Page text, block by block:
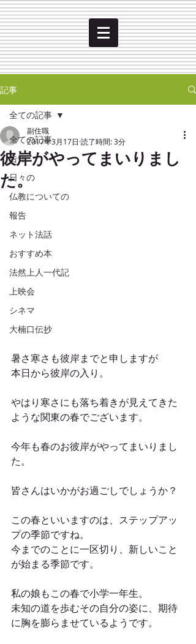
記事
全ての記事
告知
日々の
仏教についての
報告
ネット法話
おすすめ本
法然上人一代記
上映会
シネマ
大楠口伝抄
全ての記事
彼岸がやってまいりまし
た。
副住職
2017年3月17日 読了時間: 3分
暑さ寒さも彼岸までと申しますが
本日から彼岸の入り。
やはり寒さにも落ち着きが見えてきた
ような関東の春でございます。
今年も春のお彼岸がやってまいりまし
た。
皆さんはいかがお過ごしでしょうか？
この春といいますのは、ステップアッ
プの季節ですね。
今までのことに一区切り、新しいこと
が始まる季節です。
私の娘もこの春で小学一年生。
未知の道を歩むその自分の姿に、期待
に胸を膨らませているようです。